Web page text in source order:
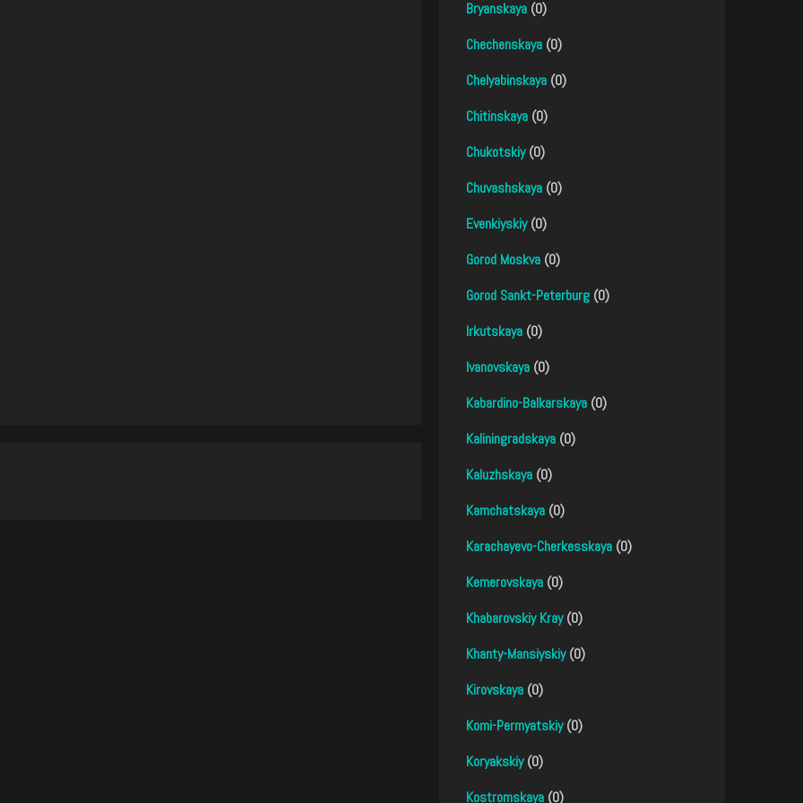
Bryanskaya (0)
Chechenskaya (0)
Chelyabinskaya (0)
Chitinskaya (0)
Chukotskiy(0)
Chuvashskaya (0)
Evenkiyskiy(0)
Gorod Moskva (0)
Gorod Sankt-Peterburg (0)
Irkutskaya (0)
Ivanovskaya (0)
Kabardino-Balkarskaya (0)
Kaliningradskaya (0)
Kaluzhskaya (0)
Kamchatskaya (0)
Karachayevo-Cherkesskaya (0)
Kemerovskaya (0)
Khabarovskiy Kray(0)
Khanty-Mansiyskiy(0)
Kirovskaya (0)
Komi-Permyatskiy(0)
Koryakskiy(0)
Kostromskaya (0)